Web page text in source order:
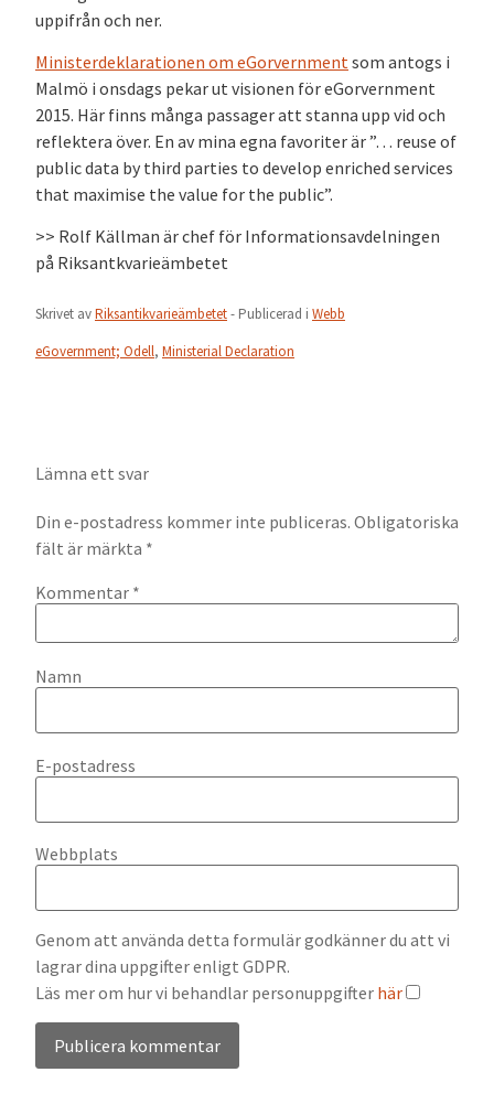
uppifrån och ner.
Ministerdeklarationen om eGorvernmentsom antogs i
Malmö i onsdags pekar ut visionen för eGorvernment
2015. Här finns många passager att stanna upp vid och
reflektera över. En av mina egna favoriter är ”… reuse of
public data by third parties to develop enriched services
that maximise the value for the public”.
>> Rolf Källman är chef för Informationsavdelningen
på Riksantkvarieämbetet
Skrivet avRiksantikvarieämbetet- Publicerad i Webb
eGovernment; Odell, Ministerial Declaration
Lämna ett svar
Din e-postadress kommer inte publiceras. Obligatoriska
fält är märkta *
Kommentar *
Namn
E-postadress
Webbplats
Genom att använda detta formulär godkänner du att vi
lagrar dina uppgifter enligt GDPR.
Läs mer om hur vi behandlar personuppgifter här